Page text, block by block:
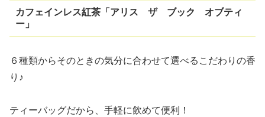
カフェインレス紅茶「アリス ザ ブック オブティ
ー」
６種類からそのときの気分に合わせて選べるこだわりの香
り♪
ティーバッグだから、手軽に飲めて便利！